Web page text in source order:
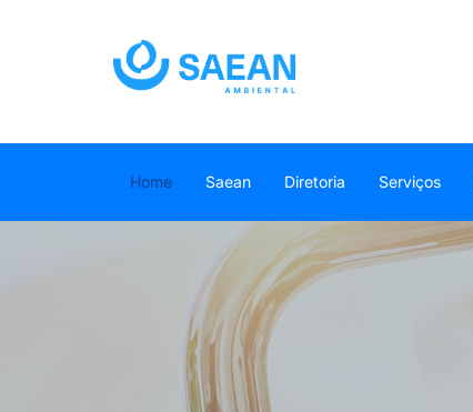
Home Saean Diretoria Serviços